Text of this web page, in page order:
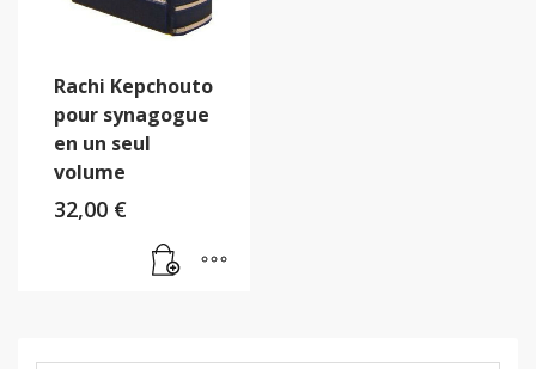
Rachi Kepchouto
pour synagogue
en un seul
volume
32,00 €